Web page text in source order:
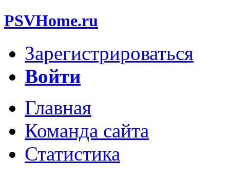
PSVHome.ru
Зарегистрироваться
Войти
Главная
Команда сайта
Статистика